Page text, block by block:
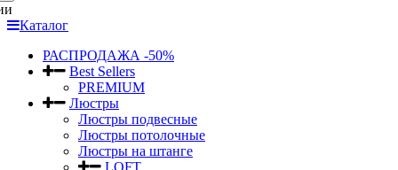
Каталог
РАСПРОДАЖА -50%
Best Sellers
PREMIUM
Люстры
Люстры подвесные
Люстры потолочные
Люстры на штанге
LOFT